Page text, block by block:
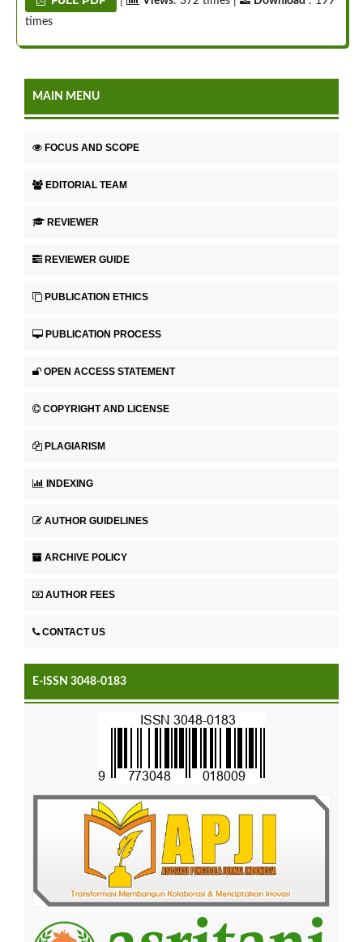
times
MAIN MENU
FOCUS AND SCOPE
EDITORIAL TEAM
REVIEWER
REVIEWER GUIDE
PUBLICATION ETHICS
PUBLICATION PROCESS
OPEN ACCESS STATEMENT
COPYRIGHT AND LICENSE
PLAGIARISM
INDEXING
AUTHOR GUIDELINES
ARCHIVE POLICY
AUTHOR FEES
CONTACT US
E-ISSN 3048-0183